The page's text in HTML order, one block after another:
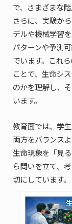
で、さまざまな
さらに、実験か
デルや機械学習
パターンや予測
でいます。これ
ことで、生命シ
のかを理解し、
います。
教育面では、学
両方をバランス
生命現象を「見
ら問いを立て、
切にしています。